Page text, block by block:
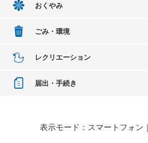
おくやみ
ごみ・環境
レクリエーション
届出・手続き
表示モード：スマートフォン｜